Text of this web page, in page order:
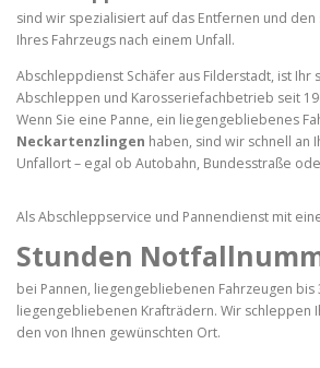
sind wir spezialisiert auf das Entfernen und
Ihres Fahrzeugs nach einem Unfall.
Abschleppdienst Schäfer aus Filderstadt, ist Ihr
Abschleppen und Karosseriefachbetrieb seit
Wenn Sie eine Panne, ein liegengebliebenes
Neckartenzlingen haben, sind wir schnell an
Unfallort – egal ob Autobahn, Bundesstraße
Als Abschleppservice und Pannendienst mit
Stunden
bei Pannen, liegengebliebenen Fahrzeugen bis
liegengebliebenen Krafträdern. Wir schleppen
den von Ihnen gewünschten Ort.